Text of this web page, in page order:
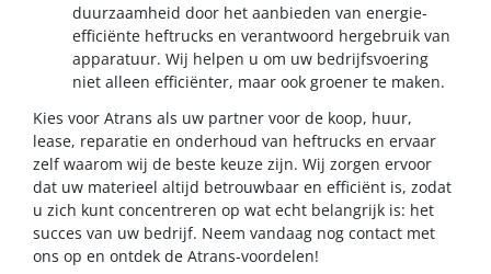
duurzaamheid door het aanbieden van energie-
efficiënte heftrucks en verantwoord hergebruik van
apparatuur. Wij helpen u om uw bedrijfsvoering
niet alleen efficiënter, maar ook groener te maken.
Kies voor Atrans als uw partner voor de koop, huur,
lease, reparatie en onderhoud van heftrucks en ervaar
zelf waarom wij de beste keuze zijn. Wij zorgen ervoor
dat uw materieel altijd betrouwbaar en efficiënt is, zodat
u zich kunt concentreren op wat echt belangrijk is: het
succes van uw bedrijf. Neem vandaag nog contact met
ons op en ontdek de Atrans-voordelen!